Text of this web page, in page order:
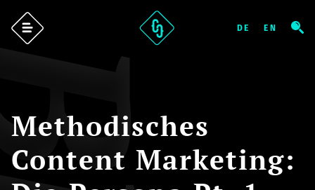
Methodisches
Content Marketing: